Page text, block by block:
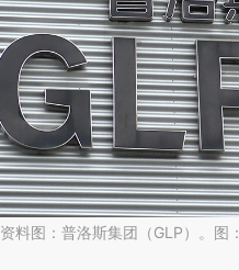
资料图：普洛斯集团（GLP）。图